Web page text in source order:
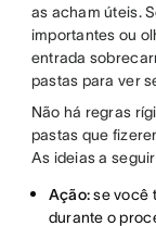
as acham úteis.
importantes ou
entrada
pastas para ver
Não há regras
pastas que
As ideias a
Ação:se você
durante o